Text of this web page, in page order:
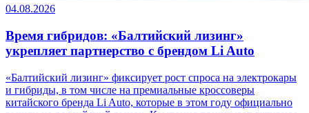
04.08.2026
Время гибридов: «Балтийский лизинг»
укрепляет партнерство с брендом Li Auto
«Балтийский лизинг» фиксирует рост спроса на электрокары
и гибриды, в том числе на премиальные кроссоверы
китайского бренда Li Auto, которые в этом году официально